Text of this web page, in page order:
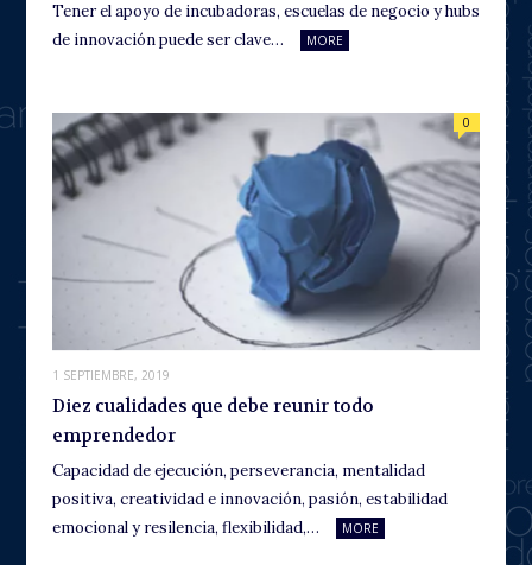
Tener el apoyo de incubadoras, escuelas de negocio y hubs
de innovación puede ser clave…
MORE
1 SEPTIEMBRE, 2019
0
Diez cualidades que debe reunir todo
emprendedor
Capacidad de ejecución, perseverancia, mentalidad
positiva, creatividad e innovación, pasión, estabilidad
emocional y resilencia, flexibilidad,…
MORE